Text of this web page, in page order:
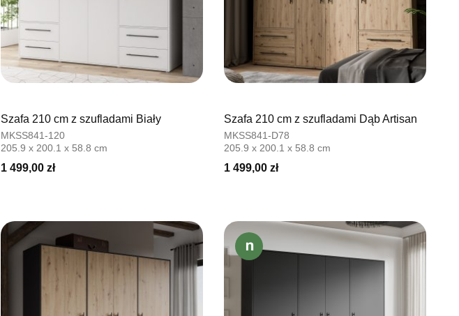
Szafa 210 cm z szufladami Biały
MKSS841-120
205.9 x 200.1 x 58.8 cm
1 499,00 zł
Szafa 210 cm z szufladami Dąb Artisan
MKSS841-D78
205.9 x 200.1 x 58.8 cm
1 499,00 zł